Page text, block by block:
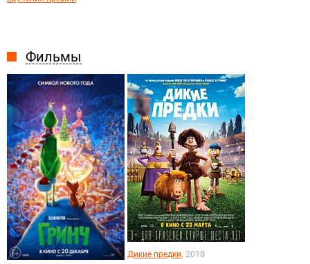
Фильмы
Дикие предки, 2018